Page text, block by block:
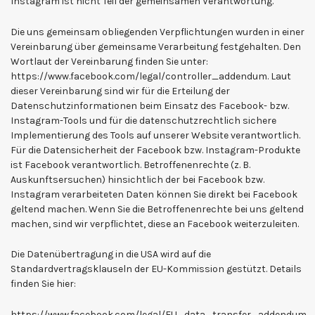
Die uns gemeinsam obliegenden Verpflichtungen wurden in einer
Vereinbarung über gemeinsame Verarbeitung festgehalten. Den
Wortlaut der Vereinbarung finden Sie unter:
https://www.facebook.com/legal/controller_addendum. Laut
dieser Vereinbarung sind wir für die Erteilung der
Datenschutzinformationen beim Einsatz des Facebook- bzw.
Instagram-Tools und für die datenschutzrechtlich sichere
Implementierung des Tools auf unserer Website verantwortlich.
Für die Datensicherheit der Facebook bzw. Instagram-Produkte
ist Facebook verantwortlich. Betroffenenrechte (z. B.
Auskunftsersuchen) hinsichtlich der bei Facebook bzw.
Instagram verarbeiteten Daten können Sie direkt bei Facebook
geltend machen. Wenn Sie die Betroffenenrechte bei uns geltend
machen, sind wir verpflichtet, diese an Facebook weiterzuleiten.
Die Datenübertragung in die USA wird auf die
Standardvertragsklauseln der EU-Kommission gestützt. Details
finden Sie hier: